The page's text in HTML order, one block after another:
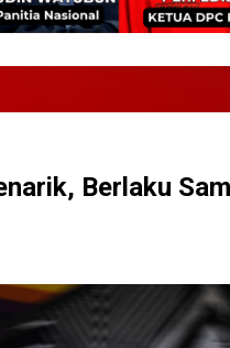
DAFTAR
Berlaku